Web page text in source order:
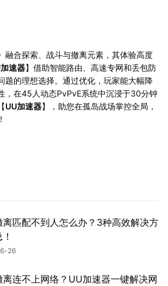
融合探索、战斗与撤离元素，其体验高度
速器】借助智能路由、高速专网和丢包防
题的理想选择。通过优化，玩家能大幅降
，在45人动态PvPvE系统中沉浸于30分钟
UU加速器】，助您在孤岛战场掌控全局，
离匹配不到人怎么办？3种高效解决方
26
离连不上网络？UU加速器一键解决网